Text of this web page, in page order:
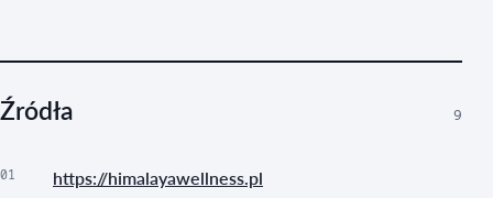
Źródła 9
01 https://himalayawellness.pl